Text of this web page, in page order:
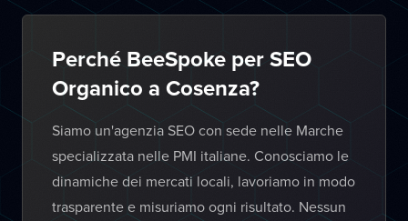
Perché BeeSpoke per SEO
Organico a Cosenza?
Siamo un'agenzia SEO con sede nelle Marche
specializzata nelle PMI italiane. Conosciamo le
dinamiche dei mercati locali, lavoriamo in modo
trasparente e misuriamo ogni risultato. Nessun